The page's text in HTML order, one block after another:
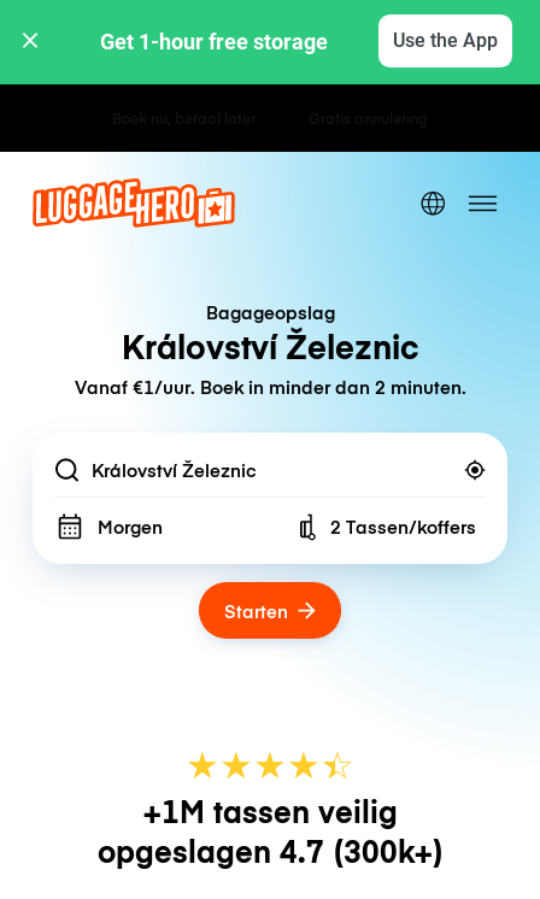
Get 1-hour free storage Use the App
Bagageopslag
Království Železnic
Vanaf €1/uur. Boek in minder dan 2 minuten.
Location
Morgen Number of bags
2 Tassen/koffers
Starten
★★★★☆
★
+1M tassen veilig
opgeslagen 4.7 (300k+)